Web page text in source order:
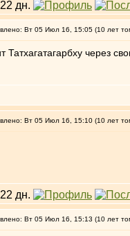
Вт 05 Июл 16, 15:05 (10 лет
Татхагатагарбху через
Вт 05 Июл 16, 15:10 (10 лет
Вт 05 Июл 16, 15:13 (10 лет